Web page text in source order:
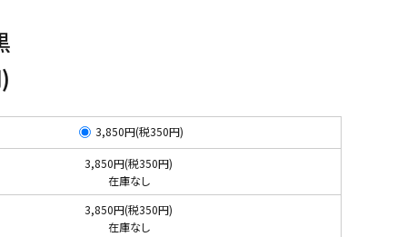
3,850円(税350円)
3,850円(税350円)
在庫なし
3,850円(税350円)
在庫なし